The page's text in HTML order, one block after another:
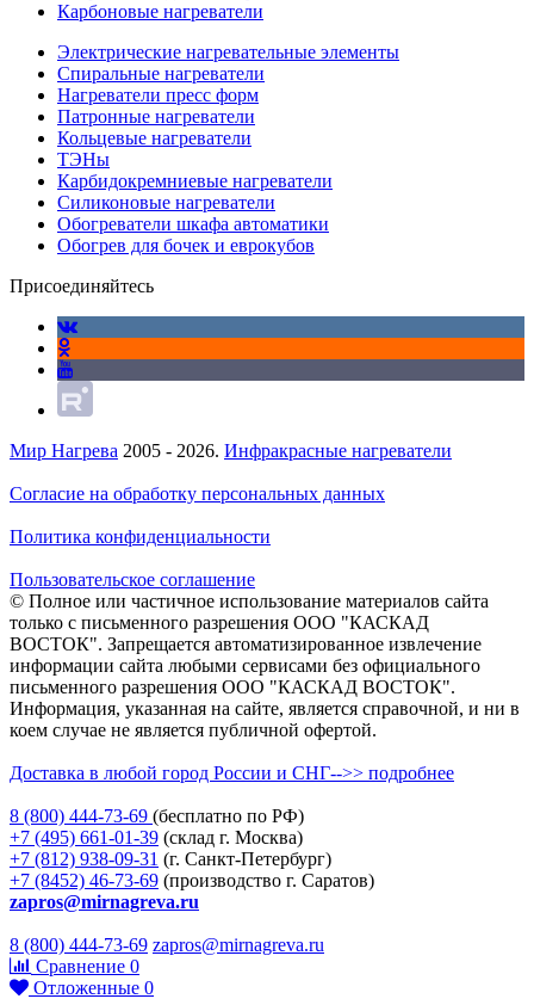
Карбоновые нагреватели
Электрические нагревательные элементы
Спиральные нагреватели
Нагреватели пресс форм
Патронные нагреватели
Кольцевые нагреватели
ТЭНы
Карбидокремниевые нагреватели
Силиконовые нагреватели
Обогреватели шкафа автоматики
Обогрев для бочек и еврокубов
Присоединяйтесь
Мир Нагрева 2005 - 2026. Инфракрасные нагреватели
Согласие на обработку персональных данных
Политика конфиденциальности
Пользовательское соглашение
© Полное или частичное использование материалов сайта
только с письменного разрешения ООО "КАСКАД
ВОСТОК". Запрещается автоматизированное извлечение
информации сайта любыми сервисами без официального
письменного разрешения ООО "КАСКАД ВОСТОК".
Информация, указанная на сайте, является справочной, и ни в
коем случае не является публичной офертой.
Доставка в любой город России и СНГ-->> подробнее
8 (800) 444-73-69 (бесплатно по РФ)
+7 (495) 661-01-39 (склад г. Москва)
+7 (812) 938-09-31 (г. Санкт-Петербург)
+7 (8452) 46-73-69 (производство г. Саратов)
zapros@mirnagreva.ru
8 (800) 444-73-69 zapros@mirnagreva.ru
Сравнение 0
Отложенные 0